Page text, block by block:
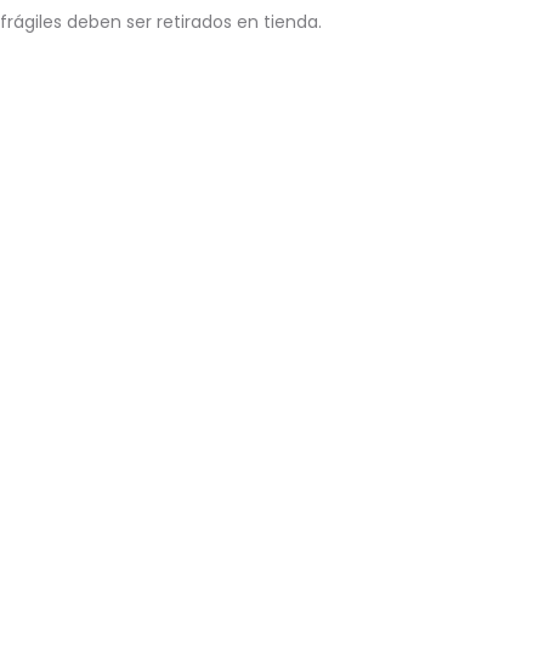
frágiles deben ser retirados en tienda.